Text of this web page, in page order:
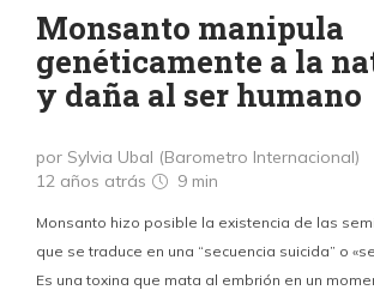
Monsanto manipula
genéticamente a la
y daña al ser humano
por Sylvia Ubal (Barometro Internacional)
12 años atrás
9 min
Monsanto hizo posible la existencia de las
que se traduce en una “secuencia suicida” o
Es una toxina que mata al embrión en un